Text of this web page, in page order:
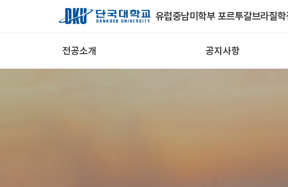
Skip to Main Content
유럽중남미학부 포르투갈브라질
전공소개 공지사항